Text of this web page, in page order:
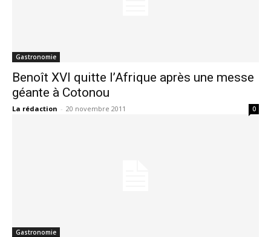
Gastronomie
Benoît XVI quitte l’Afrique après une messe
géante à Cotonou
La rédaction - 20 novembre 2011 0
Gastronomie